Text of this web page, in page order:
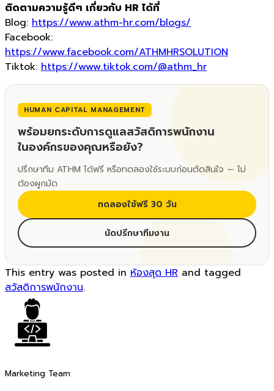
ติดตามความรู้ดีๆ เกี่ยวกับ HR ได้ที่
Blog: https://www.athm-hr.com/blogs/
Facebook:
https://www.facebook.com/ATHMHRSOLUTION
Tiktok: https://www.tiktok.com/@athm_hr
HUMAN CAPITAL MANAGEMENT
พร้อมยกระดับการดูแลสวัสดิการพนักงาน
ในองค์กรของคุณหรือยัง?
ปรึกษาทีม ATHM ได้ฟรี หรือทดลองใช้ระบบก่อนตัดสินใจ — ไม่
ต้องผูกมัด
ทดลองใช้ฟรี 30 วัน
นัดปรึกษาทีมงาน
This entry was posted in ห้องสุด HR and tagged
สวัสดิการพนักงาน.
Marketing Team